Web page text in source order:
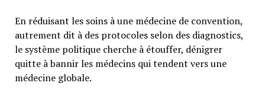
En réduisant les soins à une médecine de convention,
autrement dit à des protocoles selon des diagnostics,
le système politique cherche à étouffer, dénigrer
quitte à bannir les médecins qui tendent vers une
médecine globale.